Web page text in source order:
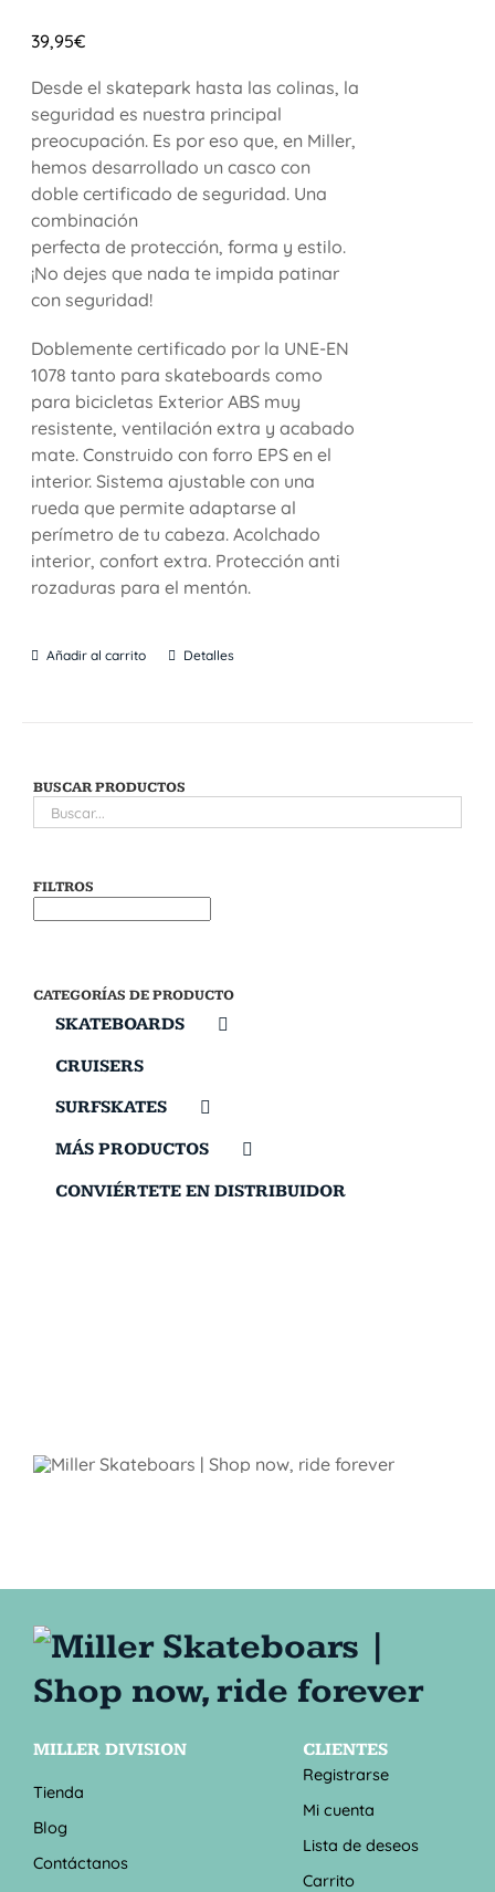
39,95€
Desde el skatepark hasta las colinas, la
seguridad es nuestra principal
preocupación. Es por eso que, en Miller,
hemos desarrollado un casco con
doble certificado de seguridad. Una
combinación
perfecta de protección, forma y estilo.
¡No dejes que nada te impida patinar
con seguridad!
Doblemente certificado por la UNE-EN
1078 tanto para skateboards como
para bicicletas Exterior ABS muy
resistente, ventilación extra y acabado
mate. Construido con forro EPS en el
interior. Sistema ajustable con una
rueda que permite adaptarse al
perímetro de tu cabeza. Acolchado
interior, confort extra. Protección anti
rozaduras para el mentón.
Añadir al carrito Detalles
BUSCAR PRODUCTOS
FILTROS
CATEGORÍAS DE PRODUCTO
SKATEBOARDS
CRUISERS
SURFSKATES
MÁS PRODUCTOS
CONVIÉRTETE EN DISTRIBUIDOR
MILLER DIVISION
Tienda
Blog
Contáctanos
CLIENTES
Registrarse
Mi cuenta
Lista de deseos
Carrito